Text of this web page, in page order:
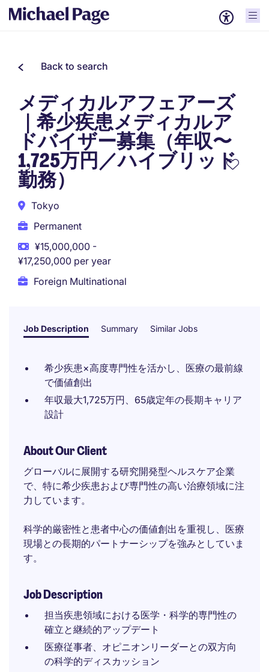
Back to search
メディカルアフェアーズ
｜希少疾患メディカルア
ドバイザー募集（年収〜
1,725万円／ハイブリッド
勤務）
Tokyo
Permanent
¥15,000,000 -
¥17,250,000 per year
Foreign Multinational
Job Description Summary Similar Jobs
希少疾患×高度専門性を活かし、医療の最前線
で価値創出
年収最大1,725万円、65歳定年の長期キャリア
設計
About Our Client
グローバルに展開する研究開発型ヘルスケア企業
で、特に希少疾患および専門性の高い治療領域に注
力しています。
科学的厳密性と患者中心の価値創出を重視し、医療
現場との長期的パートナーシップを強みとしていま
す。
Job Description
担当疾患領域における医学・科学的専門性の
確立と継続的アップデート
医療従事者、オピニオンリーダーとの双方向
の科学的ディスカッション